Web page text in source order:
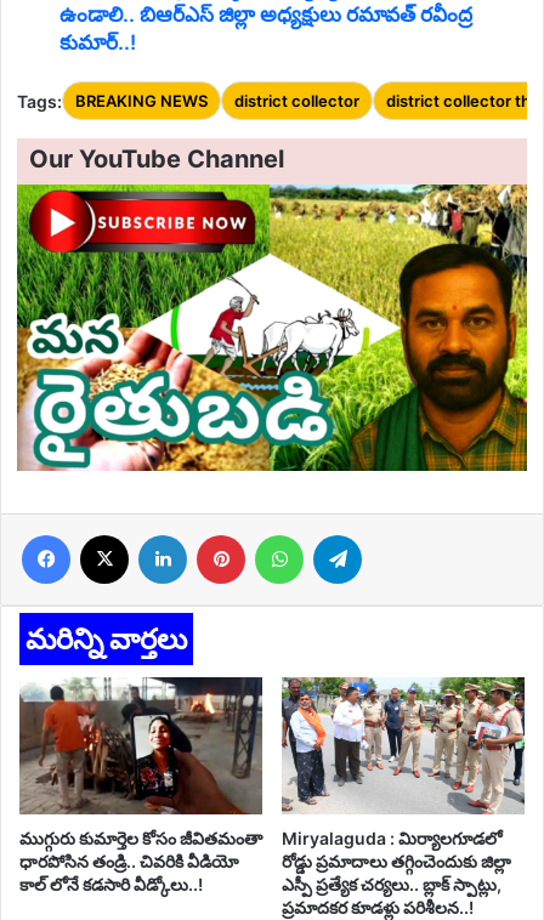
ఉండాలి.. బిఆర్ఎస్ జిల్లా అధ్యక్షులు రమావత్ రవీంద్ర
కుమార్..!
Tags: BREAKING NEWS district collector district collector
Our YouTube Channel
Facebook LinkedIn Pinterest WhatsApp
మరిన్ని వార్తలు
ముగ్గురు కుమార్తెల కోసం జీవితమంతా
ధారపోసిన తండ్రి.. చివరికి వీడియో
కాల్ లోనే కడసారి వీడ్కోలు..!
Miryalaguda : మిర్యాలగూడలో
రోడ్డు ప్రమాదాలు తగ్గించెందుకు జిల్లా
ఎస్పీ ప్రత్యేక చర్యలు.. బ్లాక్ స్పాట్లు,
ప్రమాదకర కూడళ్లు పరిశీలన..!